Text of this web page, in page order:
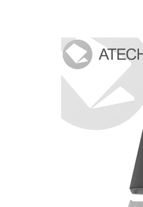
z
5
hviezdičiek.